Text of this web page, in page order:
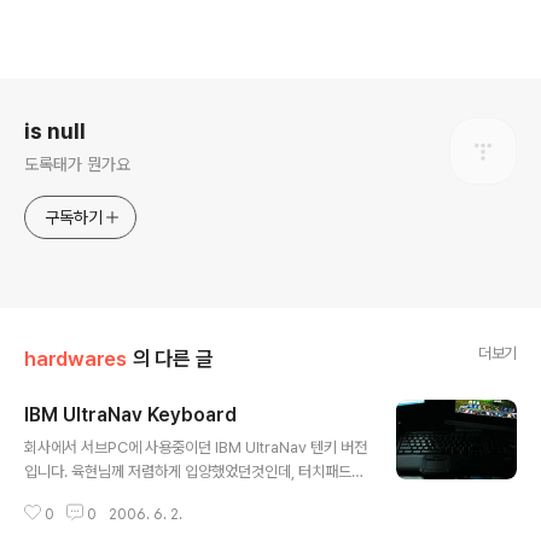
is null
도록태가 뭔가요
구독하기
hardwares 의 다른 글 더보기
IBM UltraNav Keyboard
회사에서 서브PC에 사용중이던 IBM UltraNav 텐키 버전
입니다. 육현님께 저렴하게 입양했었던것인데, 터치패드와
고 할때, 거추장스러운 마우스를 따로 두지 않아도 되는, 최
0 0 2006. 6. 2.